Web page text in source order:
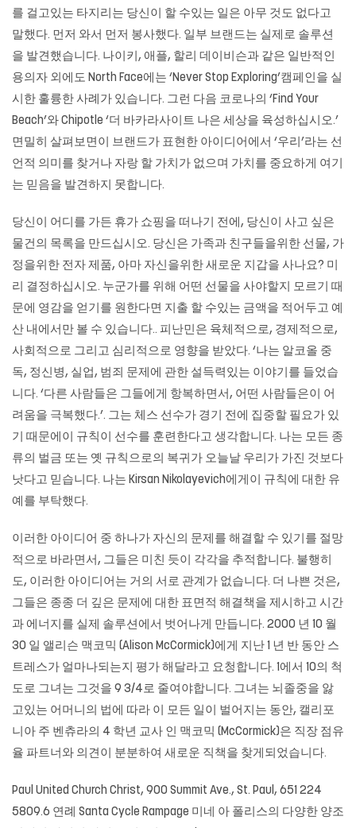
를 걸고있는 타지리는 당신이 할 수있는 일은 아무 것도 없다고
말했다. 먼저 와서 먼저 봉사했다. 일부 브랜드는 실제로 솔루션
을 발견했습니다. 나이키, 애플, 할리 데이비슨과 같은 일반적인
용의자 외에도 North Face에는 ‘Never Stop Exploring’캠페인을 실
시한 훌륭한 사례가 있습니다. 그런 다음 코로나의 ‘Find Your
Beach’와 Chipotle ‘더 바카라사이트 나은 세상을 육성하십시오.’
면밀히 살펴보면이 브랜드가 표현한 아이디어에서 ‘우리’라는 선
언적 의미를 찾거나 자랑 할 가치가 없으며 가치를 중요하게 여기
는 믿음을 발견하지 못합니다.
당신이 어디를 가든 휴가 쇼핑을 떠나기 전에, 당신이 사고 싶은
물건의 목록을 만드십시오. 당신은 가족과 친구들을위한 선물, 가
정을위한 전자 제품, 아마 자신을위한 새로운 지갑을 사나요? 미
리 결정하십시오. 누군가를 위해 어떤 선물을 사야할지 모르기 때
문에 영감을 얻기를 원한다면 지출 할 수있는 금액을 적어두고 예
산 내에서만 볼 수 있습니다.. 피난민은 육체적으로, 경제적으로,
사회적으로 그리고 심리적으로 영향을 받았다. ‘나는 알코올 중
독, 정신병, 실업, 범죄 문제에 관한 설득력있는 이야기를 들었습
니다. ‘다른 사람들은 그들에게 항복하면서, 어떤 사람들은이 어
려움을 극복했다.’. 그는 체스 선수가 경기 전에 집중할 필요가 있
기 때문에이 규칙이 선수를 훈련한다고 생각합니다. 나는 모든 종
류의 벌금 또는 옛 규칙으로의 복귀가 오늘날 우리가 가진 것보다
낫다고 믿습니다. 나는 Kirsan Nikolayevich에게이 규칙에 대한 유
예를 부탁했다.
이러한 아이디어 중 하나가 자신의 문제를 해결할 수 있기를 절망
적으로 바라면서, 그들은 미친 듯이 각각을 추적합니다. 불행히
도, 이러한 아이디어는 거의 서로 관계가 없습니다. 더 나쁜 것은,
그들은 종종 더 깊은 문제에 대한 표면적 해결책을 제시하고 시간
과 에너지를 실제 솔루션에서 벗어나게 만듭니다. 2000 년 10 월
30 일 앨리슨 맥코믹 (Alison McCormick)에게 지난 1 년 반 동안 스
트레스가 얼마나되는지 평가 해달라고 요청합니다. 1에서 10의 척
도로 그녀는 그것을 9 3/4로 줄여야합니다. 그녀는 뇌졸중을 앓
고있는 어머니의 법에 따라 이 모든 일이 벌어지는 동안, 캘리포
니아 주 벤츄라의 4 학년 교사 인 맥코믹 (McCormick)은 직장 점유
율 파트너와 의견이 분분하여 새로운 직책을 찾게되었습니다.
Paul United Church Christ, 900 Summit Ave., St. Paul, 651 224
5809.6 연례 Santa Cycle Rampage 미네 아 폴리스의 다양한 양조